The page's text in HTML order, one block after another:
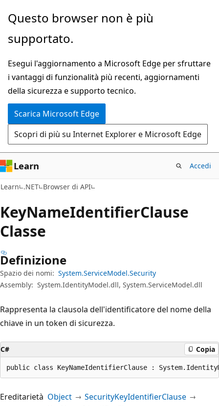
Ignora
passa
contenuto
principale
Passare
allo
spostamento
pagina
Questo browser non è più
supportato.
Esegui l'aggiornamento a Microsoft Edge per sfruttare
i vantaggi di funzionalità più recenti, aggiornamenti
della sicurezza e supporto tecnico.
Scarica Microsoft Edge
Scopri di più su Internet Explorer e Microsoft Edge
Learn Accedi
Learn .NET Browser di API
KeyNameIdentifierClause
Classe
Definizione
Spazio dei nomi: System.ServiceModel.Security
Assembly: System.IdentityModel.dll, System.ServiceModel.dll
Rappresenta la clausola dell'identificatore del nome della
chiave in un token di sicurezza.
C# Copia
public class KeyNameIdentifierClause :
Ereditarietà Object
SecurityKeyIdentifierClause